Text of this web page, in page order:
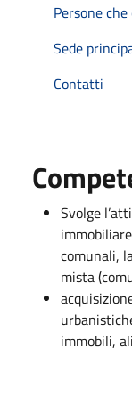
Persone
Sede
Contatti
Svolge
comunali,
mista
immobili,